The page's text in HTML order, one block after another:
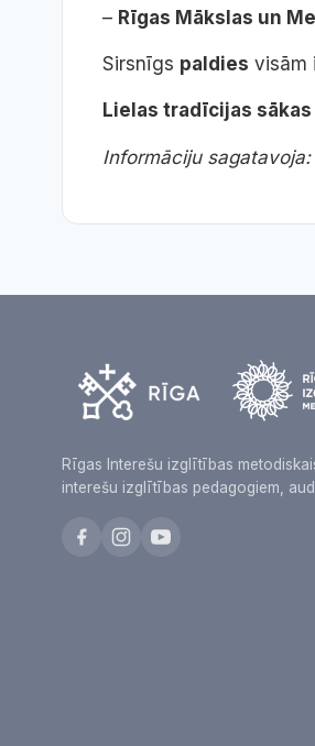
– Rīgas Mākslas un
Sirsnīgs paldies visām
Lielas tradīcijas
Informāciju
Rīgas Interešu izglītības
interešu izglītības pedagogiem,